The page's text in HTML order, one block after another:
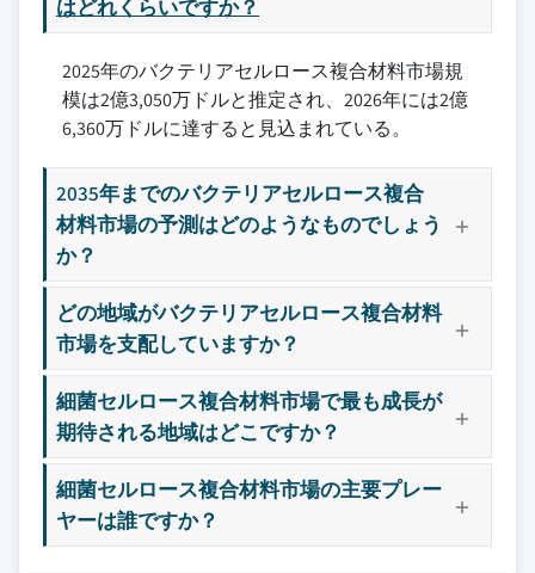
3.7.2 複合材タイプ別
3.8 将来の市場動向
3.9 技術とイノベーションの状況
3.9.1 現在の技術動向
3.9.2 新興技術
3.10 特許ランドスケープ
3.11 貿易統計（HSコード）
3.11.2 主要輸出国
3.12 持続可能性と環境側面
3.12.1 持続可能な実践
3.12.2 廃棄物削減戦略
3.12.3 生産におけるエネルギー効率
3.13 カーボンフットプリントの考慮
7.7 その他8.3.3 フランス
8.3.4 スペイン
8.3.5 イタリア
8.3.6 欧州その他地域
8.4 アジア太平洋
8.4.1 中国
8.4.2 インド
8.4.4 オーストラリア
8.4.5 韓国
8.4.6 アジア太平洋その他地域
8.5 ラテンアメリカ
8.5.1 ブラジル
8.5.2 メキシコ
8.5.3 アルゼンチン
8.5.4 ラテンアメリカその他地域
9.5 Hainan Guangyu Bio-technology
9.6 Hyundai Bioland Co., Ltd.
9.7 Lohmann & Rauscher GmbH & Co. KG
9.8 Malai Biomaterials Design
9.9 Modern Synthesis Ltd.
9.10 Polybion S.A. de C.V.
主要な競合他社が見当たりませんか？
このレポートに掲載されている企業は厳選さ
れたものであり、競合全体を網羅するもので
はありません。
当社の市場収益計算は、個別にプロファイル
されていないメーカー、販売業者、専門業者
を含む全地域の全プレイヤーを考慮したボト
ムアップ手法を採用しています。プロファイ
ルセクションは戦略的に重要なプレイヤーに
焦点を当てており、市場規模の範囲を定義す
はどれくらいですか？
2025年のバクテリアセルロース複合材料市場規
模は2億3,050万ドルと推定され、2026年には2億
6,360万ドルに達すると見込まれている。
2035年までのバクテリアセルロース複合
材料市場の予測はどのようなものでしょう
か？
どの地域がバクテリアセルロース複合材料
市場を支配していますか？
細菌セルロース複合材料市場で最も成長が
期待される地域はどこですか？
細菌セルロース複合材料市場の主要プレー
ヤーは誰ですか？